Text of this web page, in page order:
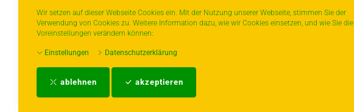
Wir setzen auf dieser Webseite Cookies ein. Mit der Nutzung unserer Webseite, stimmen Sie der
Verwendung von Cookies zu. Weitere Information dazu, wie wir Cookies einsetzen, und wie Sie die
Voreinstellungen verändern können:
Einstellungen Datenschutzerklärung
ablehnen akzeptieren